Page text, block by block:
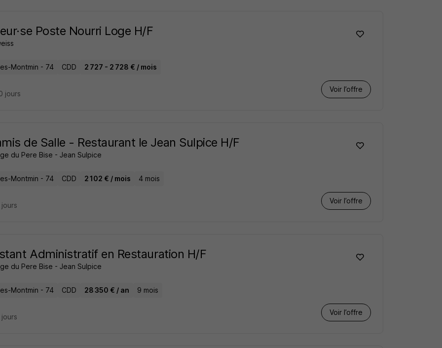
Poste Nourri Loge H/F
Montmin - 74 CDD 2 727 - 2 728 € / mois
Voir l’offre
jours
de Salle - Restaurant le Jean Sulpice H/F
du Pere Bise - Jean Sulpice
Montmin - 74 CDD 2 102 € / mois 4 mois
Voir l’offre
Administratif en Restauration H/F
du Pere Bise - Jean Sulpice
Montmin - 74 CDD 28 350 € / an 9 mois
Voir l’offre